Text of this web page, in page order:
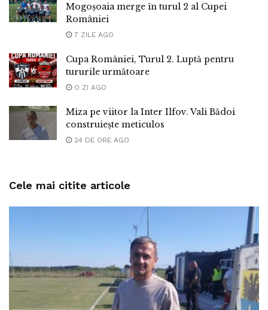
Mogoșoaia merge în turul 2 al Cupei
României
7 ZILE AGO
Cupa României, Turul 2. Luptă pentru
tururile următoare
O ZI AGO
Miza pe viitor la Inter Ilfov. Vali Bădoi
construiește meticulos
24 DE ORE AGO
Cele mai citite articole